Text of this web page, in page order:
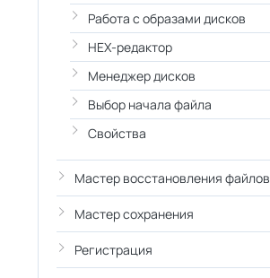
Работа с образами дисков
HEX-редактор
Менеджер дисков
Выбор начала файла
Свойства
Мастер восстановления файлов
Мастер сохранения
Регистрация